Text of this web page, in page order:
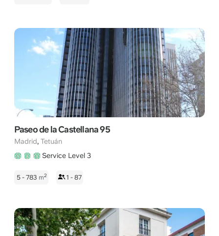
Paseo de la Castellana 95
Madrid, Tetuán
Service Level 3
5 - 783 m2 1 - 87